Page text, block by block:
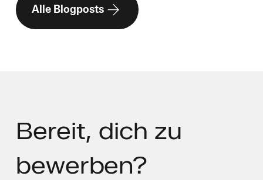
Alle Blogposts
Bereit, dich zu
bewerben?